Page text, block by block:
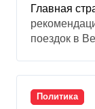
Главная
поездок в
Политика